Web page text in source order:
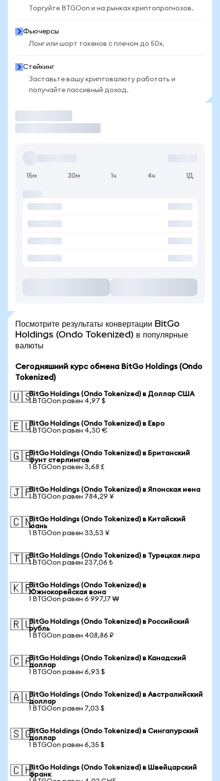
Торгуйте BTGOon и на рынках криптопрогнозов.
Фьючерсы
Лонг или шорт токенов с плечом до 50x.
Стейкинг
Заставьте вашу криптовалюту работать и
получайте пассивный доход.
15м 30м 1ч 4ч 1Д
Посмотрите результаты конвертации BitGo
Holdings (Ondo Tokenized) в популярные
валюты
Сегодняшний курс обмена BitGo Holdings (Ondo
Tokenized)
🇺🇸BitGo Holdings (Ondo Tokenized) в Доллар США
1 BTGOon равен 4,97 $
🇪🇺BitGo Holdings (Ondo Tokenized) в Евро
1 BTGOon равен 4,30 €
🇬🇧BitGo Holdings (Ondo Tokenized) в Британский
фунт стерлингов
1 BTGOon равен 3,68 £
🇯🇵BitGo Holdings (Ondo Tokenized) в Японская иена
1 BTGOon равен 784,29 ¥
🇨🇳BitGo Holdings (Ondo Tokenized) в Китайский
юань
1 BTGOon равен 33,53 ¥
🇹🇷BitGo Holdings (Ondo Tokenized) в Турецкая лира
1 BTGOon равен 237,06 ₺
🇰🇷BitGo Holdings (Ondo Tokenized) в
Южнокорейская вона
1 BTGOon равен 6 997,17 ₩
🇷🇺BitGo Holdings (Ondo Tokenized) в Российский
рубль
1 BTGOon равен 408,86 ₽
🇨🇦BitGo Holdings (Ondo Tokenized) в Канадский
доллар
1 BTGOon равен 6,93 $
🇦🇺BitGo Holdings (Ondo Tokenized) в Австралийский
доллар
1 BTGOon равен 7,03 $
🇸🇬BitGo Holdings (Ondo Tokenized) в Сингапурский
доллар
1 BTGOon равен 6,35 $
🇨🇭BitGo Holdings (Ondo Tokenized) в Швейцарский
франк